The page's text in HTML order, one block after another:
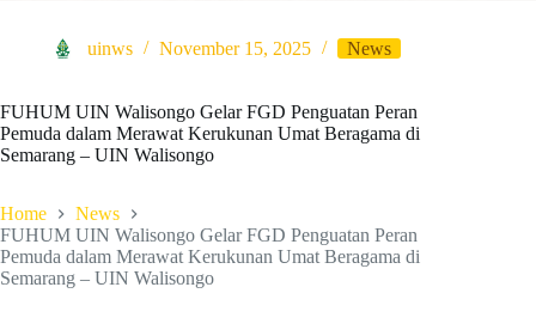
uinws November 15, 2025 News
FUHUM UIN Walisongo Gelar FGD Penguatan Peran
Pemuda dalam Merawat Kerukunan Umat Beragama di
Semarang – UIN Walisongo
Home
News
FUHUM UIN Walisongo Gelar FGD Penguatan Peran
Pemuda dalam Merawat Kerukunan Umat Beragama di
Semarang – UIN Walisongo